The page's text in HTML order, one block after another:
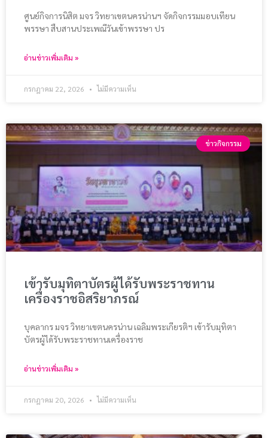
ศูนย์กิจการนิสิต มจร วิทยาเขตนครน่านฯ จัดกิจกรรมมอบเทียน
พรรษา สืบสานประเพณีวันเข้าพรรษา ปร
อ่านข่าวเพิ่มเติม »
กรกฎาคม 22, 2026 ไม่มีความเห็น
ข่าวกิจกรรม
เข้ารับมุทิตาบัตรผู้ได้รับพระราชทาน
เครื่องราชอิสริยาภรณ์
บุคลากร มจร วิทยาเขตนครน่าน เฉลิมพระเกียรติฯ เข้ารับมุทิตา
บัตรผู้ได้รับพระราชทานเครื่องราช
อ่านข่าวเพิ่มเติม »
กรกฎาคม 20, 2026 ไม่มีความเห็น